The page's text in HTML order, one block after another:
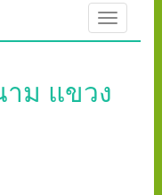
Toggle
าม แขวง